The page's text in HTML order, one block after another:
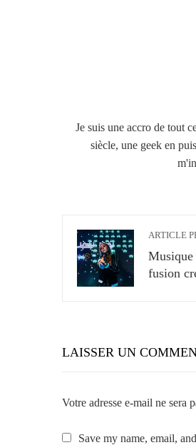
Je suis une accro de tout
siècle, une geek en
ARTICLE
fusion
LAISSER UN
Votre adresse e-mail ne sera
Save my name, email,